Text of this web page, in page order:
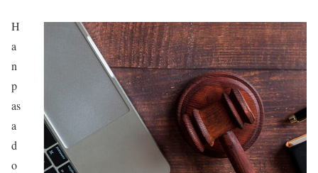
H
a
n
p
as
a
d
o